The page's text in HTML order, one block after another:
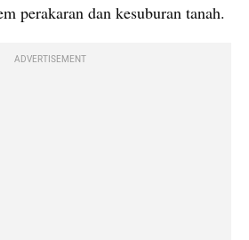
perakaran dan kesuburan tanah.
ADVERTISEMENT